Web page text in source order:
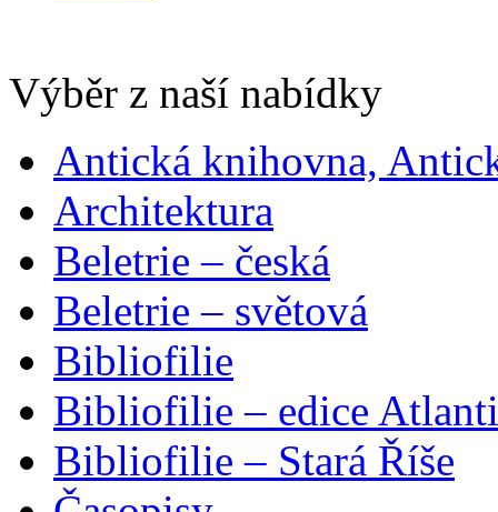
Výběr z naší nabídky
Antická knihovna,
Architektura
Beletrie – česká
Beletrie – světová
Bibliofilie
Bibliofilie – edice
Bibliofilie – Stará Říše